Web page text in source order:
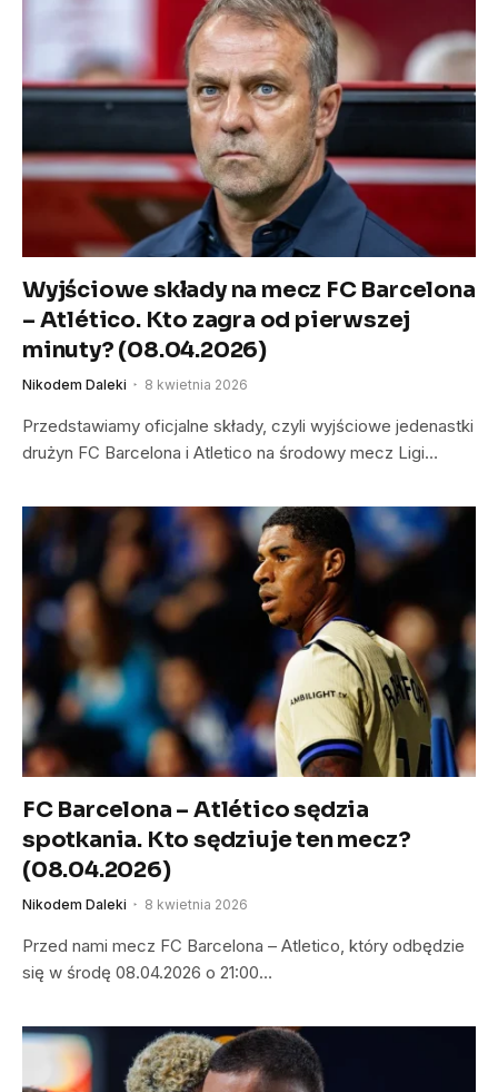
Wyjściowe składy na mecz FC Barcelona
– Atlético. Kto zagra od pierwszej
minuty? (08.04.2026)
Nikodem Daleki 8 kwietnia 2026
Przedstawiamy oficjalne składy, czyli wyjściowe jedenastki
drużyn FC Barcelona i Atletico na środowy mecz Ligi…
FC Barcelona – Atlético sędzia
spotkania. Kto sędziuje ten mecz?
(08.04.2026)
Nikodem Daleki 8 kwietnia 2026
Przed nami mecz FC Barcelona – Atletico, który odbędzie
się w środę 08.04.2026 o 21:00…